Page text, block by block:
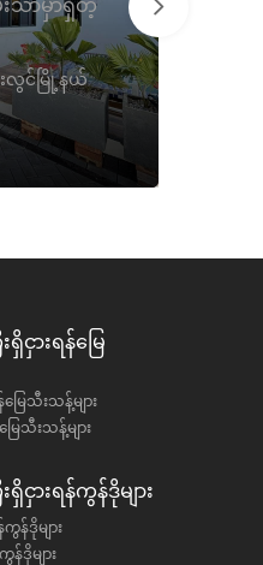
းလွင်မြို့နယ်
ားရန်မြေ
ေသီးသန့်များ
ေသီးသန့်များ
ားရန်ကွန်ဒိုများ
န်ဒိုများ
ဒိုများ